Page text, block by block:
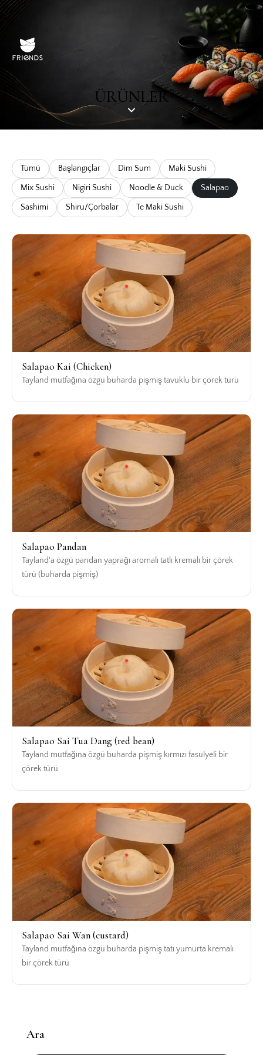
ÜRÜNLER
Tümü Başlangıçlar Dim Sum Maki Sushi
Mix Sushi Nigiri Sushi Noodle & Duck Salapao
Sashimi Shiru/Çorbalar Te Maki Sushi
Salapao Kai (Chicken)
Tayland mutfağına özgü buharda pişmiş tavuklu bir çörek türü
Salapao Pandan
Tayland'a özgü pandan yaprağı aromalı tatlı kremalı bir çörek
türü (buharda pişmiş)
Salapao Sai Tua Dang (red bean)
Tayland mutfağına özgü buharda pişmiş kırmızı fasulyeli bir
çörek türü
Salapao Sai Wan (custard)
Tayland mutfağına özgü buharda pişmiş tatı yumurta kremalı
bir çörek türü
Ara